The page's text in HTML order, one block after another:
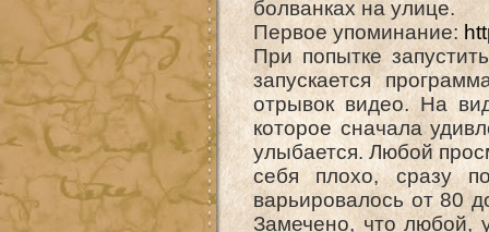
болванках на улице.
Первое упоминание:
При попытке
запускается
отрывок видео. На
которое сначала
улыбается. Любой
себя плохо, сразу
варьировалось от 80
Замечено, что любой,